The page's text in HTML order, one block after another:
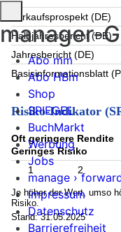
Verkaufsprospekt (DE)
Halbjahresbericht (DE)
Jahresbericht (DE)
Basisinformationsblatt
Risiko-Indikator
Oft geringere Rendite
Geringes Risiko
1
2
Je höher der Wert, umso
Risiko.
Stand: 31.05.2025
manager-
Abo mm
Abo HBm
Shop
SPIEGEL
BuchMarkt
Werbung
Jobs
manage ›
Impressum
Datenschutz
Barrierefreiheit